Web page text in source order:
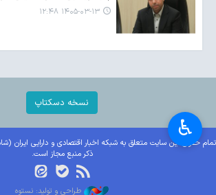
۱۴۰۵-۰۳-۱۳ ۱۲:۴۸
نسخه دسکتاپ
تمام حقوق این سایت متعلق به شبکه اخبار اقتصادی و دارایی ایران
ذکر منبع مجاز است.
طراحی و تولید: نستوه
♿︎